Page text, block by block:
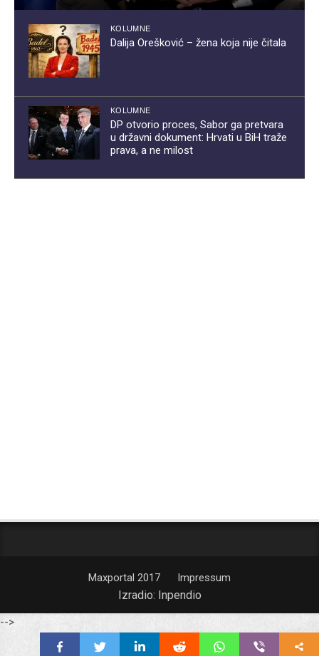
KOLUMNE
Dalija Orešković – žena koja nije čitala
KOLUMNE
DP otvorio proces, Sabor ga pretvara
u državni dokument: Hrvati u BiH traže
prava, a ne milost
Maxportal 2017 Impressum
Izradio: Inpendio
-->